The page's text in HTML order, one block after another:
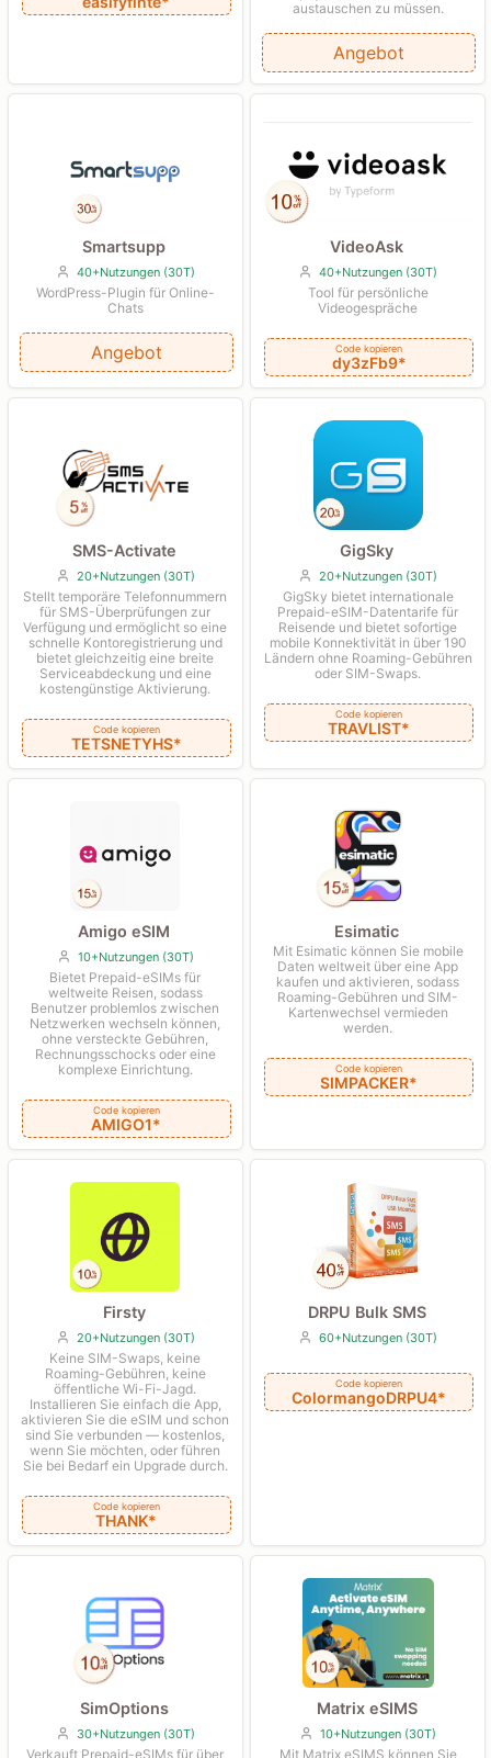
austauschen zu müssen.
Angebot
Smartsupp
40+Nutzungen (30T)
WordPress-Plugin für Online-
Chats
Angebot
VideoAsk
40+Nutzungen (30T)
Tool für persönliche
Videogespräche
Code kopieren
dy3zFb9*
SMS-Activate
20+Nutzungen (30T)
Stellt temporäre Telefonnummern
für SMS-Überprüfungen zur
Verfügung und ermöglicht so eine
schnelle Kontoregistrierung und
bietet gleichzeitig eine breite
Serviceabdeckung und eine
kostengünstige Aktivierung.
Code kopieren
TETSNETYHS*
GigSky
20+Nutzungen (30T)
GigSky bietet internationale
Prepaid-eSIM-Datentarife für
Reisende und bietet sofortige
mobile Konnektivität in über 190
Ländern ohne Roaming-Gebühren
oder SIM-Swaps.
Code kopieren
TRAVLIST*
Amigo eSIM
10+Nutzungen (30T)
Bietet Prepaid-eSIMs für
weltweite Reisen, sodass
Benutzer problemlos zwischen
Netzwerken wechseln können,
ohne versteckte Gebühren,
Rechnungsschocks oder eine
komplexe Einrichtung.
Code kopieren
AMIGO1*
Esimatic
Mit Esimatic können Sie mobile
Daten weltweit über eine App
kaufen und aktivieren, sodass
Roaming-Gebühren und SIM-
Kartenwechsel vermieden
werden.
Code kopieren
SIMPACKER*
Firsty
20+Nutzungen (30T)
Keine SIM-Swaps, keine
Roaming-Gebühren, keine
öffentliche Wi-Fi-Jagd.
Installieren Sie einfach die App,
aktivieren Sie die eSIM und schon
sind Sie verbunden — kostenlos,
wenn Sie möchten, oder führen
Sie bei Bedarf ein Upgrade durch.
Code kopieren
THANK*
DRPU Bulk SMS
60+Nutzungen (30T)
Code kopieren
ColormangoDRPU4*
SimOptions
30+Nutzungen (30T)
Verkauft Prepaid-eSIMs für über
Matrix eSIMS
10+Nutzungen (30T)
Mit Matrix eSIMS können Sie